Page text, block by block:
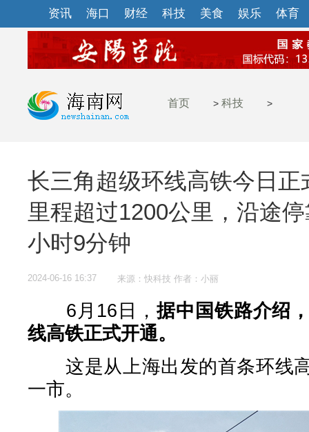
资讯 海口 财经 科技 美食 娱乐 体育
首页 > 科技 >
长三角超级环线高铁今日
里程超过1200公里，沿途
小时9分钟
2024-06-16 16:37 来源：快科技 作者：小丽
6月16日，据中国铁路介绍
线高铁正式开通。
这是从上海出发的首条环线
一市。